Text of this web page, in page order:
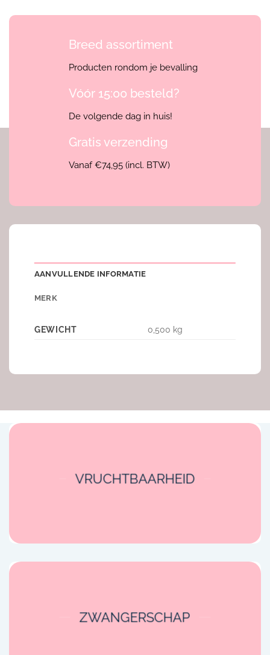
Breed assortiment
Producten rondom je bevalling
Vóór 15:00 besteld?
De volgende dag in huis!
Gratis verzending
Vanaf €74,95 (incl. BTW)
AANVULLENDE INFORMATIE
MERK
GEWICHT 0,500 kg
VRUCHTBAARHEID
ZWANGERSCHAP